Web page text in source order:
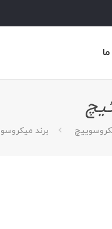
برند